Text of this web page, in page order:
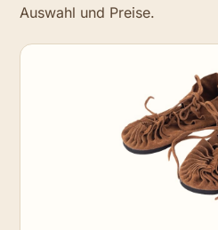
Auswahl und Preise.